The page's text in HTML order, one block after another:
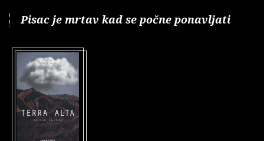
Pisac je mrtav kad se počne ponavljati